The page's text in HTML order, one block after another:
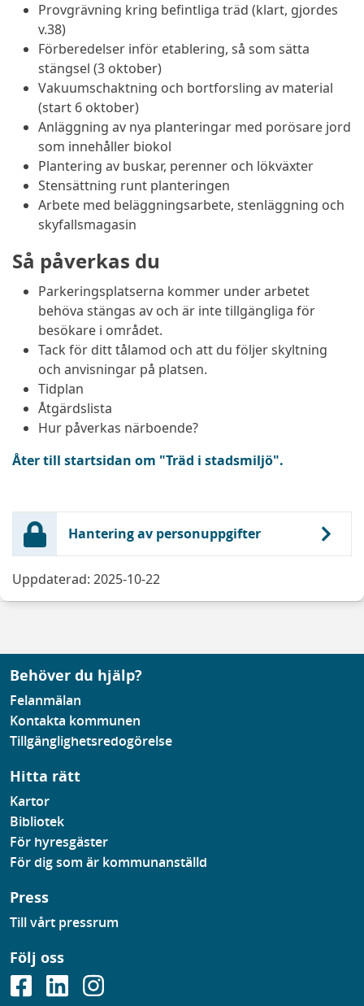
Provgrävning kring befintliga träd (klart, gjordes
v.38)
Förberedelser inför etablering, så som sätta
stängsel (3 oktober)
Vakuumschaktning och bortforsling av material
(start 6 oktober)
Anläggning av nya planteringar med porösare jord
som innehåller biokol
Plantering av buskar, perenner och lökväxter
Stensättning runt planteringen
Arbete med beläggningsarbete, stenläggning och
skyfallsmagasin
Så påverkas du
Parkeringsplatserna kommer under arbetet
behöva stängas av och är inte tillgängliga för
besökare i området.
Tack för ditt tålamod och att du följer skyltning
och anvisningar på platsen.
Tidplan
Åtgärdslista
Hur påverkas närboende?
Åter till startsidan om "Träd i stadsmiljö".
Hantering av personuppgifter
Uppdaterad: 2025-10-22
Behöver du hjälp?
Felanmälan
Kontakta kommunen
Tillgänglighetsredogörelse
Hitta rätt
Kartor
Bibliotek
För hyresgäster
För dig som är kommunanställd
Press
Till vårt pressrum
Följ oss